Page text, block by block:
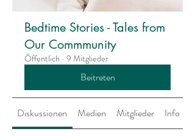
Bedtime Stories - Tales from
Our Commmunity
Öffentlich · 9 Mitglieder
Beitreten
Diskussionen Medien Mitglieder Info